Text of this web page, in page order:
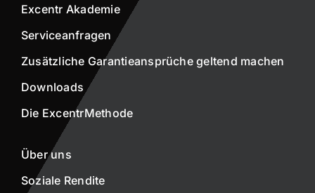
Excentr Akademie
Serviceanfragen
Zusätzliche Garantieansprüche geltend machen
Downloads
Die ExcentrMethode
Über uns
Soziale Rendite